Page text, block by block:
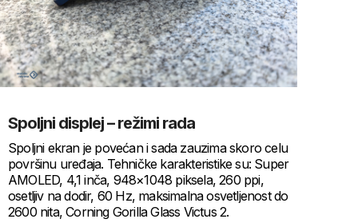
Spoljni displej – režimi rada
Spoljni ekran je povećan i sada zauzima skoro celu
površinu uređaja. Tehničke karakteristike su: Super
AMOLED, 4,1 inča, 948×1048 piksela, 260 ppi,
osetljiv na dodir, 60 Hz, maksimalna osvetljenost do
2600 nita, Corning Gorilla Glass Victus 2.